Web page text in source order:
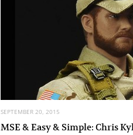
SEPTEMBER 20, 2015
MSE & Easy & Simple: Chris